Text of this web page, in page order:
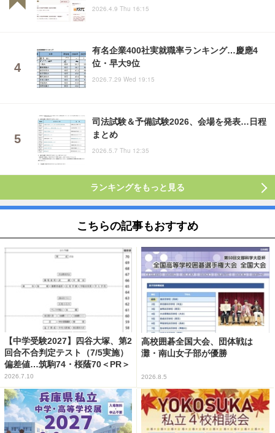
2026.4.9 Thu 16:15
有名企業400社実就職率ランキング…慶應4
位・早大9位
2026.7.29 Wed 19:15
司法試験＆予備試験2026、会場を発表…日程
まとめ
2026.5.7 Thu 12:35
ランキングをもっと見る
こちらの記事もおすすめ
【中学受験2027】四谷大塚、第2
回合不合判定テスト（7/5実施）
偏差値…筑駒74・桜蔭70＜PR＞
2026.7.10
高校囲碁全国大会、団体戦は
灘・南山女子部が優勝
2026.8.5